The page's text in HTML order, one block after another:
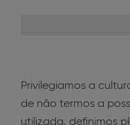
Privilegiamos a
de não termos a
utilizada, definimos